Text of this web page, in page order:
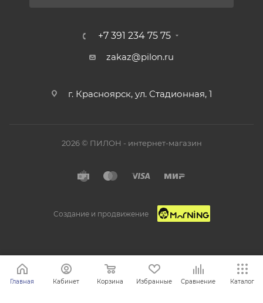
+7 391 234 75 75
zakaz@pilon.ru
г. Красноярск, ул. Стадионная, 1
2026 © ПИЛОН - интернет-магазин
Создание и продвижение
Главная Кабинет Корзина Избранные Сравнение Каталог